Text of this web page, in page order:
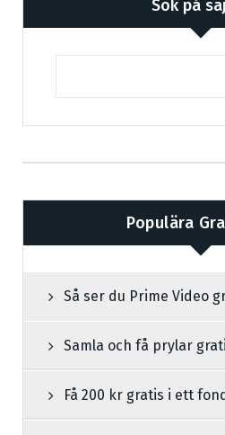
Sök på
Populära
Så ser du Prime Video
Samla och få prylar
Få 200 kr gratis i ett